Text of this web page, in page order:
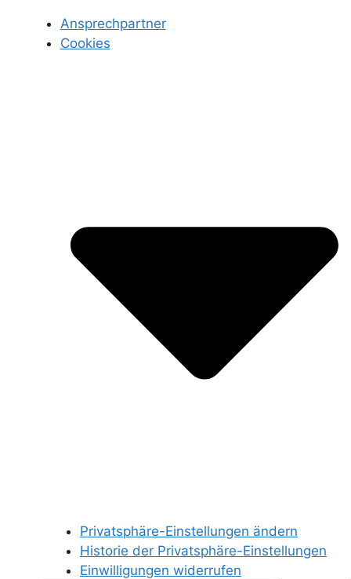
Ansprechpartner
Cookies
Privatsphäre-Einstellungen ändern
Historie der Privatsphäre-Einstellungen
Einwilligungen widerrufen